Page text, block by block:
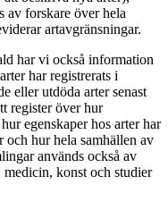
av forskare över hela
artavgränsningar.
har vi också information
har registrerats i
eller utdöda arter senast
register över hur
egenskaper hos arter har
hur hela samhällen av
används också av
konst och studier